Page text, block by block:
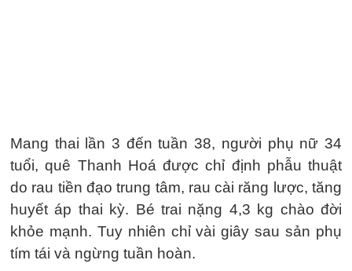
Mang thai lần 3 đến tuần 38, người phụ nữ 34
tuổi, quê Thanh Hoá được chỉ định phẫu thuật
do rau tiền đạo trung tâm, rau cài răng lược, tăng
huyết áp thai kỳ. Bé trai nặng 4,3 kg chào đời
khỏe mạnh. Tuy nhiên chỉ vài giây sau sản phụ
tím tái và ngừng tuần hoàn.